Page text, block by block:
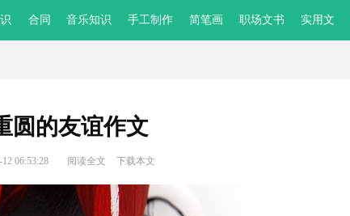
合同 音乐知识 手工制作 简笔画 职场文书 实用文
圆的友谊作文
06:53:28 阅读全文 下载本文